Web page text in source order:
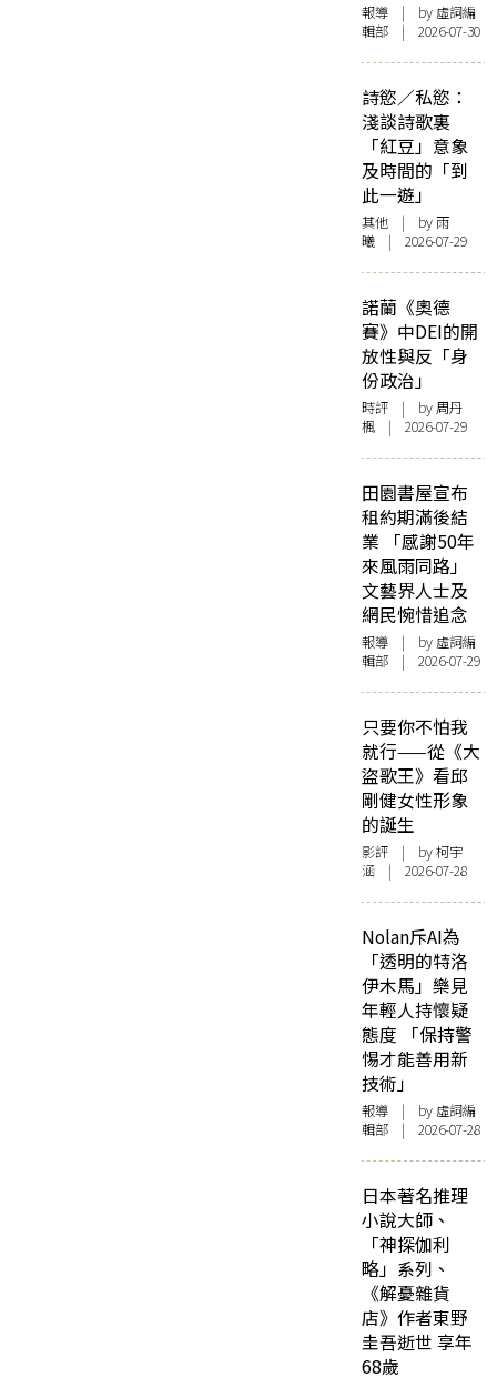
報導 | by 虛詞編
輯部 | 2026-07-30
詩慾／私慾：
淺談詩歌裏
「紅豆」意象
及時間的「到
此一遊」
其他 | by 雨
曦 | 2026-07-29
諾蘭《奧德
賽》中DEI的開
放性與反「身
份政治」
時評 | by周丹
楓 | 2026-07-29
田園書屋宣布
租約期滿後結
業 「感謝50年
來風雨同路」
文藝界人士及
網民惋惜追念
報導 | by 虛詞編
輯部 | 2026-07-29
只要你不怕我
就行——從《大
盜歌王》看邱
剛健女性形象
的誕生
影評 | by 柯宇
涵 | 2026-07-28
Nolan斥AI為
「透明的特洛
伊木馬」樂見
年輕人持懷疑
態度 「保持警
惕才能善用新
技術」
報導 | by 虛詞編
輯部 | 2026-07-28
日本著名推理
小說大師、
「神探伽利
略」系列、
《解憂雜貨
店》作者東野
圭吾逝世 享年
68歲